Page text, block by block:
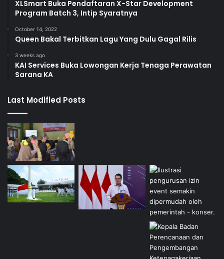
XLSmart Buka Pendaftaran X-Star Development
Program Batch 3, Intip Syaratnya
October 14, 2022
Queen Bakal Terbitkan Lagu Yang Dulu Gagal Rilis
3 weeks ago
KAI Services Buka Lowongan Kerja Tenaga Perawatan
Sarana KA
Last Modified Posts